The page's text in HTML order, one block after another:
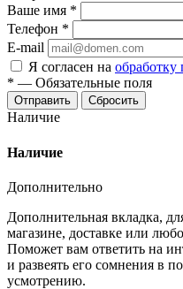
Ваше имя *
Телефон *
E-mail
Я согласен на
* — Обязательные поля
Отправить Сбросить
Наличие
Наличие
Дополнительно
Дополнительная вкладка,
магазине, доставке или
Поможет вам ответить на
и развеять его сомнения в
усмотрению.